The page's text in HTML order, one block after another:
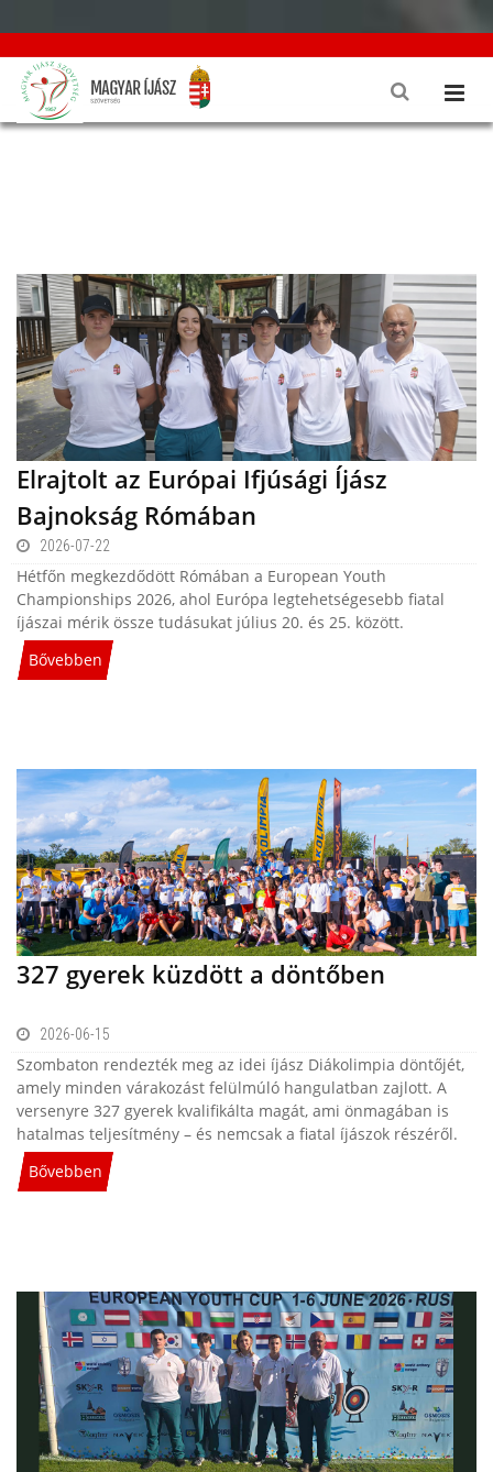
Elrajtolt az Európai Ifjúsági Íjász
Bajnokság Rómában
2026-07-22
Hétfőn megkezdődött Rómában a European Youth
Championships 2026, ahol Európa legtehetségesebb fiatal
íjászai mérik össze tudásukat július 20. és 25. között.
Bővebben
327 gyerek küzdött a döntőben
2026-06-15
Szombaton rendezték meg az idei íjász Diákolimpia döntőjét,
amely minden várakozást felülmúló hangulatban zajlott. A
versenyre 327 gyerek kvalifikálta magát, ami önmagában is
hatalmas teljesítmény – és nemcsak a fiatal íjászok részéről.
Bővebben